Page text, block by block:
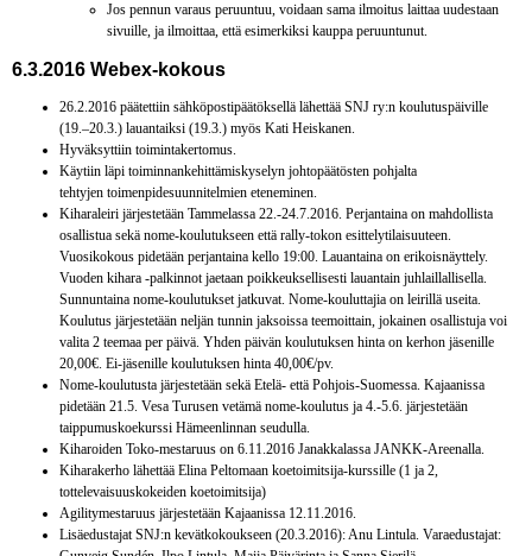
Jos pennun varaus peruuntuu, voidaan sama ilmoitus laittaa uudestaan
sivuille, ja ilmoittaa, että esimerkiksi kauppa peruuntunut.
6.3.2016 Webex-kokous
26.2.2016 päätettiin sähköpostipäätöksellä lähettää SNJ ry:n koulutuspäiville
(19.–20.3.) lauantaiksi (19.3.) myös Kati Heiskanen.
Hyväksyttiin toimintakertomus.
Käytiin läpi toiminnankehittämiskyselyn johtopäätösten pohjalta
tehtyjen toimenpidesuunnitelmien eteneminen.
Kiharaleiri järjestetään Tammelassa 22.-24.7.2016. Perjantaina on mahdollista
osallistua sekä nome-koulutukseen että rally-tokon esittelytilaisuuteen.
Vuosikokous pidetään perjantaina kello 19:00. Lauantaina on erikoisnäyttely.
Vuoden kihara -palkinnot jaetaan poikkeuksellisesti lauantain juhlaillallisella.
Sunnuntaina nome-koulutukset jatkuvat. Nome-kouluttajia on leirillä useita.
Koulutus järjestetään neljän tunnin jaksoissa teemoittain, jokainen osallistuja voi
valita 2 teemaa per päivä. Yhden päivän koulutuksen hinta on kerhon jäsenille
20,00€. Ei-jäsenille koulutuksen hinta 40,00€/pv.
Nome-koulutusta järjestetään sekä Etelä- että Pohjois-Suomessa. Kajaanissa
pidetään 21.5. Vesa Turusen vetämä nome-koulutus ja 4.-5.6. järjestetään
taippumuskoekurssi Hämeenlinnan seudulla.
Kiharoiden Toko-mestaruus on 6.11.2016 Janakkalassa JANKK-Areenalla.
Kiharakerho lähettää Elina Peltomaan koetoimitsija-kurssille (1 ja 2,
tottelevaisuuskokeiden koetoimitsija)
Agilitymestaruus järjestetään Kajaanissa 12.11.2016.
Lisäedustajat SNJ:n kevätkokoukseen (20.3.2016): Anu Lintula. Varaedustajat: